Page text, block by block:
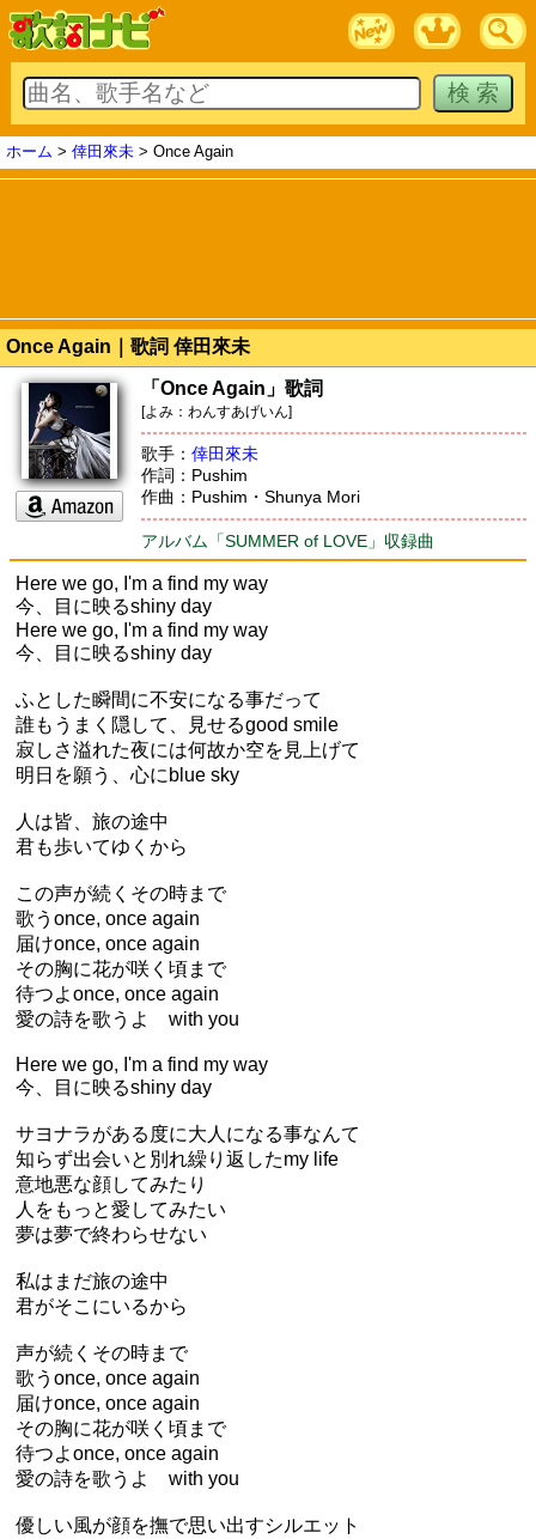
ホーム > 倖田來未 > Once Again
Once Again｜歌詞 倖田來未
「Once Again」歌詞
[よみ：わんすあげいん]
歌手： 倖田來未
作詞：Pushim
作曲：Pushim・Shunya Mori
アルバム「SUMMER of LOVE」収録曲
Here we go, I'm a find my way
今、目に映るshiny day
Here we go, I'm a find my way
今、目に映るshiny day
ふとした瞬間に不安になる事だって
誰もうまく隠して、見せるgood smile
寂しさ溢れた夜には何故か空を見上げて
明日を願う、心にblue sky
人は皆、旅の途中
君も歩いてゆくから
この声が続くその時まで
歌うonce, once again
届けonce, once again
その胸に花が咲く頃まで
待つよonce, once again
愛の詩を歌うよ with you
Here we go, I'm a find my way
今、目に映るshiny day
サヨナラがある度に大人になる事なんて
知らず出会いと別れ繰り返したmy life
意地悪な顔してみたり
人をもっと愛してみたい
夢は夢で終わらせない
私はまだ旅の途中
君がそこにいるから
声が続くその時まで
歌うonce, once again
届けonce, once again
その胸に花が咲く頃まで
待つよonce, once again
愛の詩を歌うよ with you
優しい風が顔を撫で思い出すシルエット